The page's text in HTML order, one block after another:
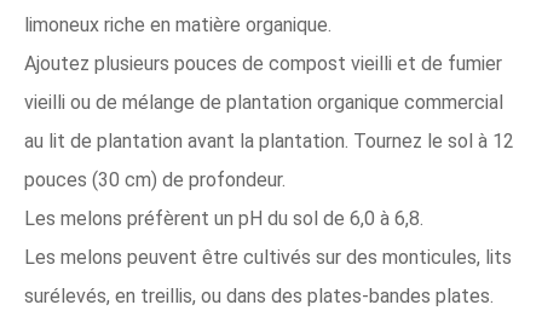
limoneux riche en matière organique.
Ajoutez plusieurs pouces de compost vieilli et de fumier
vieilli ou de mélange de plantation organique commercial
au lit de plantation avant la plantation. Tournez le sol à 12
pouces (30 cm) de profondeur.
Les melons préfèrent un pH du sol de 6,0 à 6,8.
Les melons peuvent être cultivés sur des monticules, lits
surélevés, en treillis, ou dans des plates-bandes plates.